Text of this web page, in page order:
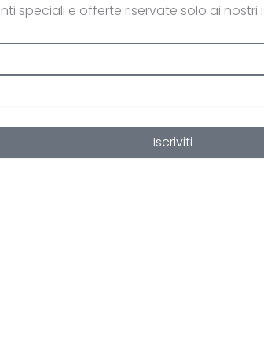
speciali e offerte riservate solo ai nostri
Iscriviti